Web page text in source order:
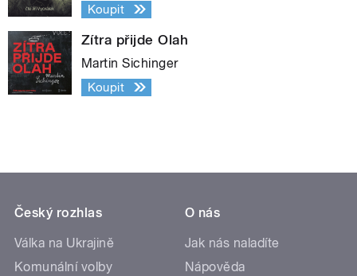
Koupit
Zítra přijde Olah
Martin Sichinger
Koupit
Český rozhlas
Válka na Ukrajině
Komunální volby
O nás
Jak nás naladíte
Nápověda